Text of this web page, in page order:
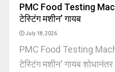
PMC Food Testing
टेस्टिंग मशीन’ गायब
July 18, 2026
PMC Food Testing
टेस्टिंग मशीन' गायब